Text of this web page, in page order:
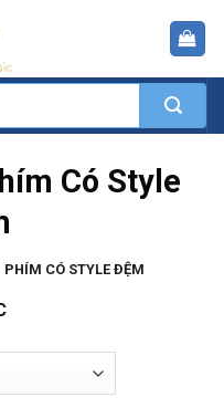
Có Style
PHÍM CÓ STYLE ĐỆM